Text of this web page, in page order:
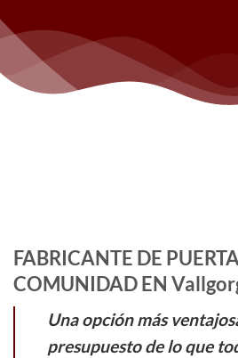
FABRICANTE DE
COMUNIDAD EN
Una opción más
presupuesto de lo que